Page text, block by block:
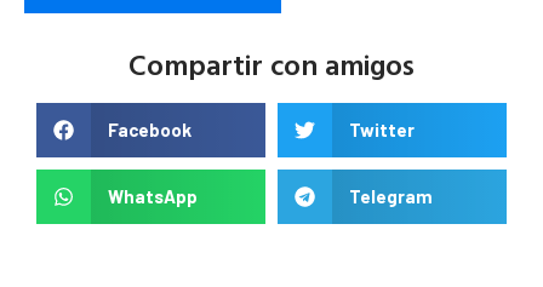
Compartir con amigos
Facebook Twitter
WhatsApp Telegram